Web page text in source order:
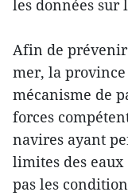
les données sur
Afin de
mer, la province
mécanisme de
forces
navires ayant
limites des
pas les